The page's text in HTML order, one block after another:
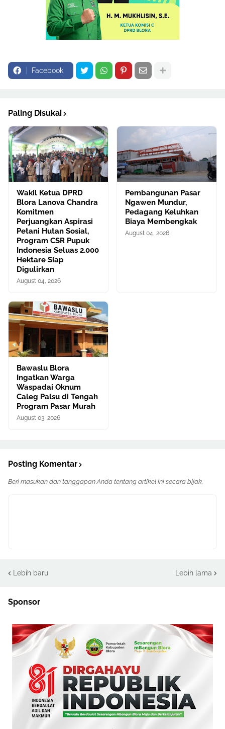
Facebook
Paling Disukai
Wakil Ketua DPRD
Blora Lanova Chandra
Komitmen
Perjuangkan Aspirasi
Petani Hutan Sosial,
Program CSR Pupuk
Indonesia Seluas 2.000
Hektare Siap
Digulirkan
August 04, 2026
Pembangunan Pasar
Ngawen Mundur,
Pedagang Keluhkan
Biaya Membengkak
August 04, 2026
Bawaslu Blora
Ingatkan Warga
Waspadai Oknum
Caleg Palsu di Tengah
Program Pasar Murah
August 03, 2026
Posting Komentar
Beri masukan dan tanggapan Anda tentang artikel ini secara bijak.
Lebih baru Lebih lama
Sponsor